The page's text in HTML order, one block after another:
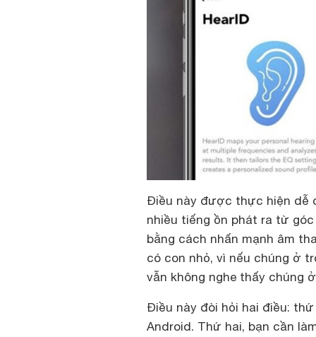
Điều này được thực hiện dễ
nhiều tiếng ồn phát ra từ
bằng cách nhấn mạnh âm
có con nhỏ, vì nếu chúng ở
vẫn không nghe thấy chúng
Điều này đòi hỏi hai điều:
Android. Thứ hai, bạn cần